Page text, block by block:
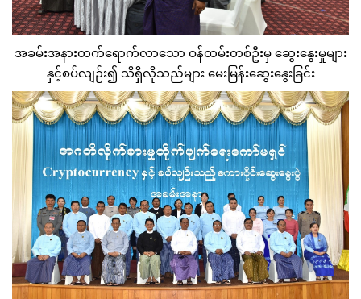
အခမ်းအနားတက်ရောက်လာသော ဝန်ထမ်းတစ်ဦးမှ ဆွေးနွေးမှုများ
နှင့်စပ်လျဉ်း၍ သိရှိလိုသည်များ မေးမြန်းဆွေးနွေးခြင်း